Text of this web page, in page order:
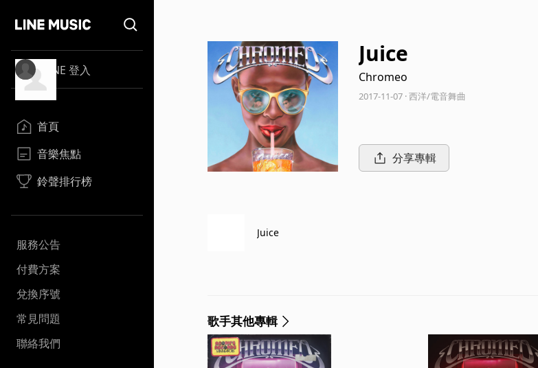
LINE 登入
首頁
音樂焦點
鈴聲排行榜
服務公告
付費方案
兌換序號
常見問題
聯絡我們
Juice
Chromeo
2017-11-07 · 西洋/電音舞曲
分享專輯
Juice
歌手其他專輯